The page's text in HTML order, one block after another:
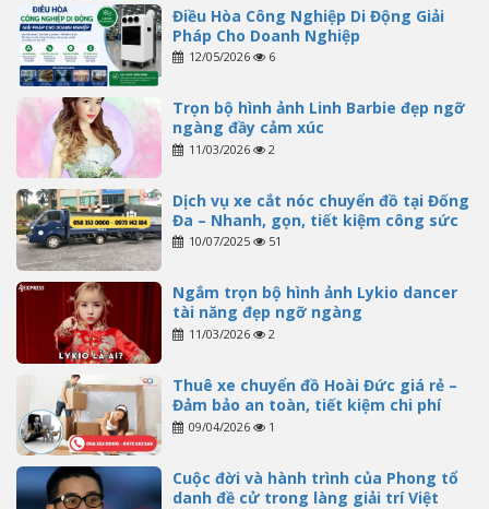
Điều Hòa Công Nghiệp Di Động Giải
Pháp Cho Doanh Nghiệp
12/05/2026 6
Trọn bộ hình ảnh Linh Barbie đẹp ngỡ
ngàng đầy cảm xúc
11/03/2026 2
Dịch vụ xe cắt nóc chuyển đồ tại Đống
Đa – Nhanh, gọn, tiết kiệm công sức
10/07/2025 51
Ngắm trọn bộ hình ảnh Lykio dancer
tài năng đẹp ngỡ ngàng
11/03/2026 2
Thuê xe chuyển đồ Hoài Đức giá rẻ –
Đảm bảo an toàn, tiết kiệm chi phí
09/04/2026 1
Cuộc đời và hành trình của Phong tổ
danh đề cử trong làng giải trí Việt